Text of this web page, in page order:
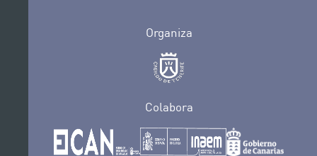
Organiza
Colabora